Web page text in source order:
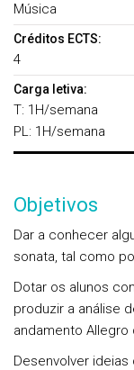
Música
Créditos ECTS:
4
Carga letiva:
T: 1H/semana
PL: 1H/semana
Objetivos
Dar a conhecer
sonata, tal como
Dotar os alunos
produzir a análise
andamento
Desenvolver